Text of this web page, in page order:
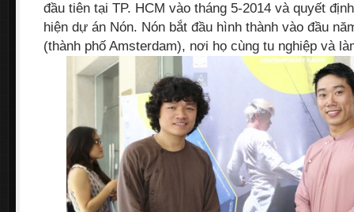
đầu tiên tại TP. HCM vào tháng 5-2014 và quyết
hiện dự án Nón. Nón bắt đầu hình thành vào đầu
(thành phố Amsterdam), nơi họ cùng tu nghiệp và